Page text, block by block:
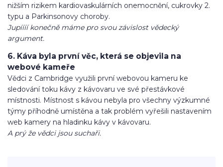
nižším rizikem kardiovaskulárních onemocnění, cukrovky 2.
typu a Parkinsonovy choroby.
Jupíííí konečně máme pro svou závislost vědecký
argument.
6. Káva byla první věc, která se objevila na
webové kameře
Vědci z Cambridge využili první webovou kameru ke
sledování toku kávy z kávovaru ve své přestávkové
místnosti. Místnost s kávou nebyla pro všechny výzkumné
týmy příhodně umístěna a tak problém vyřešili nastavením
web kamery na hladinku kávy v kávovaru.
A prý že vědci jsou suchaři.